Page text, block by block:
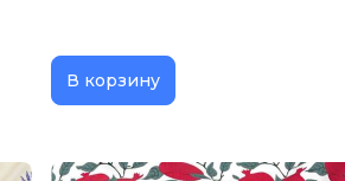
В корзину